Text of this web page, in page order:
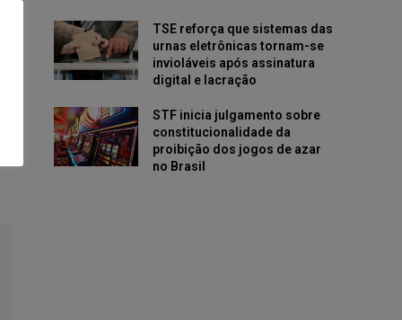
TSE reforça que sistemas das
urnas eletrônicas tornam-se
invioláveis após assinatura
digital e lacração
STF inicia julgamento sobre
constitucionalidade da
proibição dos jogos de azar
no Brasil